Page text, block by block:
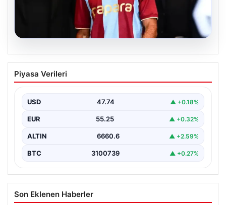
07.08.2026
Trabzonspor’un Göztepe Maçı Kadrosu
Netleşti: Salah Sürprizi
veda edeceği jübile maçında yarın akşam kozlarını
paylaşacak.…
Piyasa Verileri
USD 47.74 ▲ +0.18%
EUR 55.25 ▲ +0.32%
ALTIN 6660.6 ▲ +2.59%
BTC 3100739 ▲ +0.27%
Son Eklenen Haberler